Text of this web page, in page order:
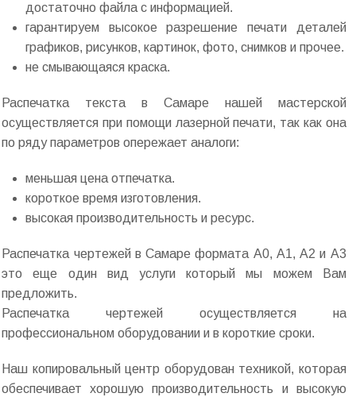
достаточно файла с информацией.
гарантируем высокое разрешение печати деталей
графиков, рисунков, картинок, фото, снимков и прочее.
не смывающаяся краска.
Распечатка текста в Самаре нашей мастерской
осуществляется при помощи лазерной печати, так как она
по ряду параметров опережает аналоги:
меньшая цена отпечатка.
короткое время изготовления.
высокая производительность и ресурс.
Распечатка чертежей в Самаре формата А0, А1, А2 и А3
это еще один вид услуги который мы можем Вам
предложить.
Распечатка чертежей осуществляется на
профессиональном оборудовании и в короткие сроки.
Наш копировальный центр оборудован техникой, которая
обеспечивает хорошую производительность и высокую